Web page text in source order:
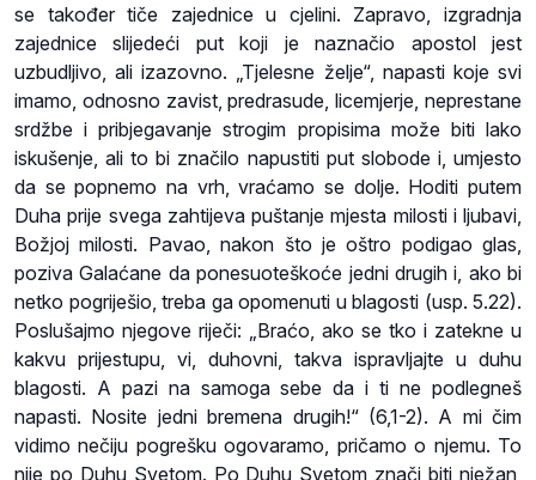
se također tiče zajednice u cjelini. Zapravo, izgradnja
zajednice slijedeći put koji je naznačio apostol jest
uzbudljivo, ali izazovno. „Tjelesne želje“, napasti koje svi
imamo, odnosno zavist, predrasude, licemjerje, neprestane
srdžbe i pribjegavanje strogim propisima može biti lako
iskušenje, ali to bi značilo napustiti put slobode i, umjesto
da se popnemo na vrh, vraćamo se dolje. Hoditi putem
Duha prije svega zahtijeva puštanje mjesta milosti i ljubavi,
Božjoj milosti. Pavao, nakon što je oštro podigao glas,
poziva Galaćane da ponesuoteškoće jedni drugih i, ako bi
netko pogriješio, treba ga opomenuti u blagosti (usp. 5.22).
Poslušajmo njegove riječi: „Braćo, ako se tko i zatekne u
kakvu prijestupu, vi, duhovni, takva ispravljajte u duhu
blagosti. A pazi na samoga sebe da i ti ne podlegneš
napasti. Nosite jedni bremena drugih!“ (6,1-2). A mi čim
vidimo nečiju pogrešku ogovaramo, pričamo o njemu. To
nije po Duhu Svetom. Po Duhu Svetom znači biti nježan,